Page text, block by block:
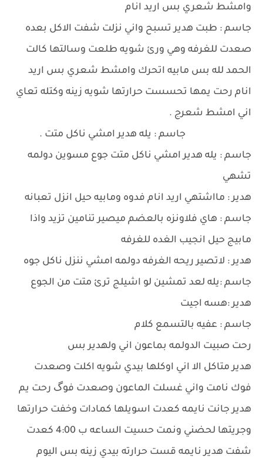
وامشط شعري بس اريد انام
جاسم : طبت هدير تسبح واني نزلت شفت الاكل بعده
صعدت للغرفه وهي ورئ شويه طلعت وسالتها كالت
الحمد لله بس مابيه اتحرك وامشط شعري بس اريد
انام رحت يمها تحسست حرارتها شويه زينه وكتله تعاي
اني امشط شعرج .
جاسم : يله هدير امشي ناكل متت .
جاسم : يله هدير امشي ناكل متت جوع مسوين دولمه
تشهي
هدير : مااشتهي اريد انام فدوه ومابيه حيل انزل تعبانه
جاسم : هاي فلاونزه بالعضم ميصير تنامين تزيد واذا
مابيج حيل انجيب الغده للغرفه
هدير : لاتصير ريحه الغرفه دولمه امشي ننزل ناكل جوه
جاسم :يله لعد تمشين لو اشيلج ترئ متت من الجوع
هدير :هسه اجيت
جاسم : عفيه بالتسمع كلام
رحت صبيت الدولمه بماعون اني ولهدير بس
هدير متاكل الا اني اوكلها بيدي شويه اكلت وصعدت
فوك نامت واني غسلت الماعون وصعدت فوگ رحت يم
هدير جانت نايمه كعدت اسويلها كمادات وخفت حرارتها
وجريتها لحضني ونمت حسيت الساعه ب 4:00 كعدت
شفت هدير نايمه قست حرارته بيدي زينه بس اليوم